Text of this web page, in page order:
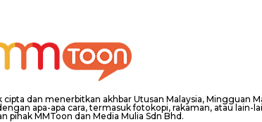
dan menerbitkan akhbar Utusan Malaysia, Mingguan
apa-apa cara, termasuk fotokopi, rakaman, atau lain-
pihak MMToon dan Media Mulia Sdn Bhd.